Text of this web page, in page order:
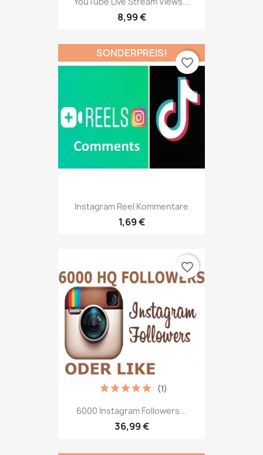
8,99 €
Instagram Reel Kommentare
1,69 €
SONDERPREIS!
favorite_border
6000 Instagram Followers...
36,99 €
(1)
favorite_border